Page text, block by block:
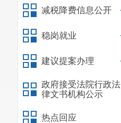
减税降费信息公开
稳岗就业
建议提案办理
政府接受法院行政法
律文书机构公示
热点回应